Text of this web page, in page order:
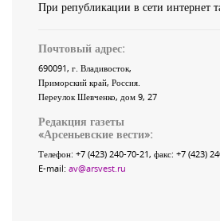
При републикации в сети интернет
Почтовый адрес:
690091, г. Владивосток,
Приморский край, Россия.
Переулок Шевченко, дом 9, 27
Редакция газеты
«Арсеньевские вести»:
Телефон: +7 (423) 240-70-21, факс: +7 (423)
E-mail: av@arsvest.ru